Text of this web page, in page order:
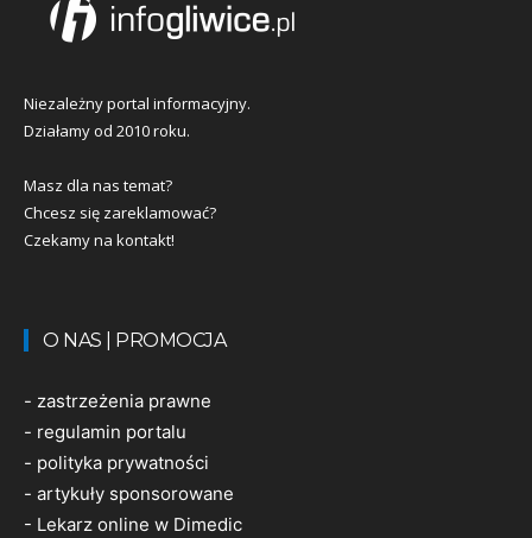
Niezależny portal informacyjny.
Działamy od 2010 roku.
Masz dla nas temat?
Chcesz się zareklamować?
Czekamy na kontakt!
O NAS | PROMOCJA
- zastrzeżenia prawne
- regulamin portalu
- polityka prywatności
- artykuły sponsorowane
- Lekarz online w Dimedic